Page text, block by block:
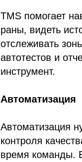
TMS помогает
раны, видеть
отслеживать
автотестов и
инструмент.
Автоматизация
Автоматизация
контроля
время команды.